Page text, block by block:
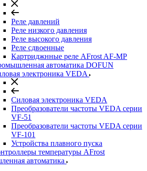
Реле давлений
Реле низкого давления
Реле высокого давления
Реле сдвоенные
Картриджнные реле AFrost AF-MP
автоматика DOFUN
электроника VEDA
Силовая электроника VEDA
Преобразователи частоты VEDA серии
VF-51
Преобразователи частоты VEDA серии
VF-101
Устройства плавного пуска
температуры AFrost
автоматика